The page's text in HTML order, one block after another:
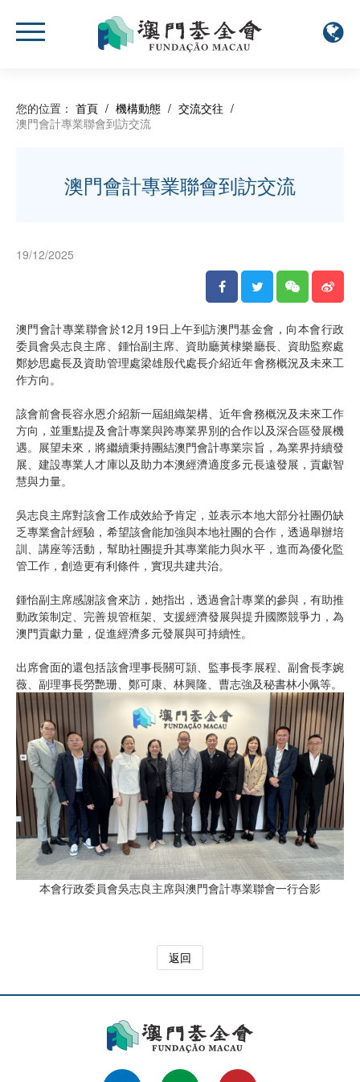
您的位置： 首頁 / 機構動態 / 交流交往 /
澳門會計專業聯會到訪交流
澳門會計專業聯會到訪交流
19/12/2025
澳門會計專業聯會於12月19日上午到訪澳門基金會，向本會行政
委員會吳志良主席、鍾怡副主席、資助廳黃棣樂廳長、資助監察處
鄭妙思處長及資助管理處梁雄殷代處長介紹近年會務概況及未來工
作方向。
該會前會長容永恩介紹新一屆組織架構、近年會務概況及未來工作
方向，並重點提及會計專業與跨專業界別的合作以及深合區發展機
遇。展望未來，將繼續秉持團結澳門會計專業宗旨，為業界持續發
展、建設專業人才庫以及助力本澳經濟適度多元長遠發展，貢獻智
慧與力量。
吳志良主席對該會工作成效給予肯定，並表示本地大部分社團仍缺
乏專業會計經驗，希望該會能加強與本地社團的合作，透過舉辦培
訓、講座等活動，幫助社團提升其專業能力與水平，進而為優化監
管工作，創造更有利條件，實現共建共治。
鍾怡副主席感謝該會來訪，她指出，透過會計專業的參與，有助推
動政策制定、完善規管框架、支援經濟發展與提升國際競爭力，為
澳門貢獻力量，促進經濟多元發展與可持續性。
出席會面的還包括該會理事長關可頴、監事長李展程、副會長李婉
薇、副理事長勞艷珊、鄭可康、林興隆、曹志強及秘書林小佩等。
本會行政委員會吳志良主席與澳門會計專業聯會一行合影
返回